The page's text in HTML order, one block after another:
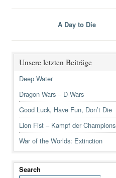
A Day to Die
Unsere letzten Beiträge
Deep Water
Dragon Wars – D-Wars
Good Luck, Have Fun, Don’t Die
Lion Fist – Kampf der Champions
War of the Worlds: Extinction
Search